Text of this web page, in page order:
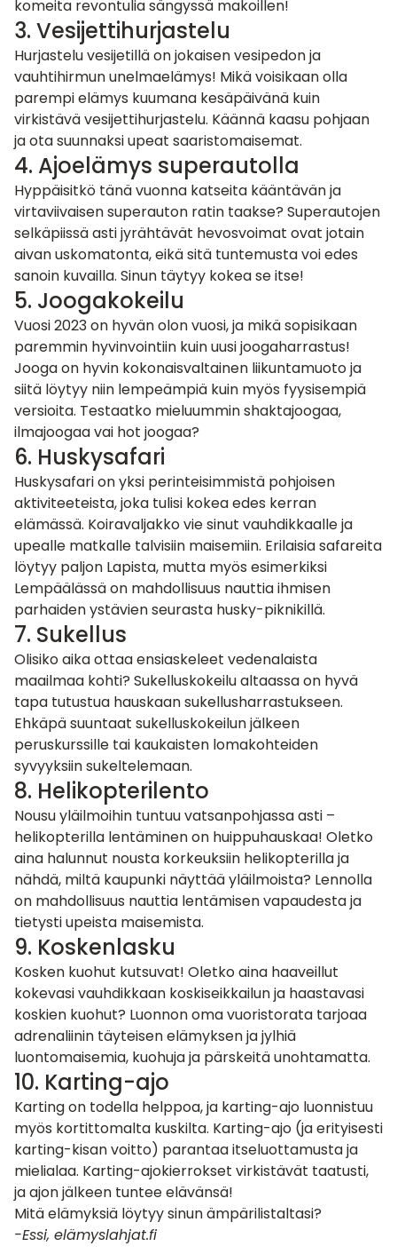
komeita revontulia sängyssä makoillen!
3. Vesijettihurjastelu
Hurjastelu vesijetillä on jokaisen vesipedon ja
vauhtihirmun unelmaelämys! Mikä voisikaan olla
parempi elämys kuumana kesäpäivänä kuin
virkistävä vesijettihurjastelu. Käännä kaasu pohjaan
ja ota suunnaksi upeat saaristomaisemat.
4. Ajoelämys superautolla
Hyppäisitkö tänä vuonna katseita kääntävän ja
virtaviivaisensuperauton ratin taakse? Superautojen
selkäpiissä asti jyrähtävät hevosvoimat ovat jotain
aivan uskomatonta, eikä sitä tuntemusta voi edes
sanoin kuvailla. Sinun täytyy kokea se itse!
5. Joogakokeilu
Vuosi 2023 on hyvän olon vuosi, ja mikä sopisikaan
paremmin hyvinvointiin kuin uusi joogaharrastus!
Jooga on hyvin kokonaisvaltainen liikuntamuoto ja
siitä löytyy niin lempeämpiä kuin myös fyysisempiä
versioita. Testaatko mieluummin shaktajoogaa,
ilmajoogaa vai hot joogaa?
6. Huskysafari
Huskysafari on yksi perinteisimmistä pohjoisen
aktiviteeteista, joka tulisi kokea edes kerran
elämässä. Koiravaljakko vie sinut vauhdikkaalle ja
upealle matkalle talvisiin maisemiin. Erilaisia safareita
löytyy paljon Lapista, mutta myös esimerkiksi
Lempäälässä on mahdollisuus nauttia ihmisen
parhaiden ystävien seurasta husky-piknikillä.
7. Sukellus
Olisiko aika ottaa ensiaskeleet vedenalaista
maailmaa kohti? Sukelluskokeilu altaassaon hyvä
tapa tutustua hauskaan sukellusharrastukseen.
Ehkäpä suuntaat sukelluskokeilun jälkeen
peruskurssille tai kaukaisten lomakohteiden
syvyyksiin sukeltelemaan.
8. Helikopterilento
Nousu yläilmoihin tuntuu vatsanpohjassa asti –
helikopterilla lentäminen on huippuhauskaa! Oletko
aina halunnut nousta korkeuksiin helikopterilla ja
nähdä, miltä kaupunki näyttää yläilmoista? Lennolla
on mahdollisuus nauttia lentämisen vapaudesta ja
tietysti upeista maisemista.
9. Koskenlasku
Kosken kuohut kutsuvat! Oletko aina haaveillut
kokevasi vauhdikkaan koskiseikkailun ja haastavasi
koskien kuohut? Luonnon oma vuoristorata tarjoaa
adrenaliinin täyteisen elämyksen ja jylhiä
luontomaisemia, kuohuja ja pärskeitä unohtamatta.
10. Karting-ajo
Karting on todella helppoa, ja karting-ajo luonnistuu
myös kortittomalta kuskilta. Karting-ajo (ja erityisesti
karting-kisan voitto) parantaa itseluottamusta ja
mielialaa. Karting-ajokierrokset virkistävät taatusti,
ja ajon jälkeen tuntee elävänsä!
Mitä elämyksiä löytyy sinun ämpärilistaltasi?
-Essi, elämyslahjat.fi